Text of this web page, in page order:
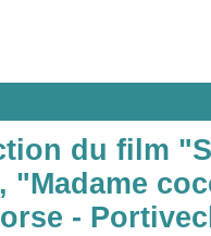
du film
"Madame
-